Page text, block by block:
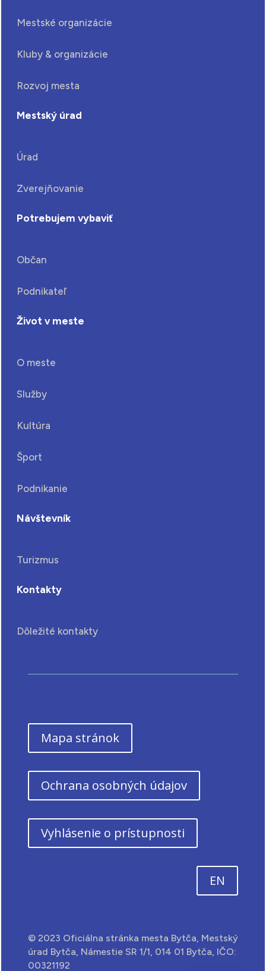
Mestské organizácie
Kluby & organizácie
Rozvoj mesta
Mestský úrad
Úrad
Zverejňovanie
Potrebujem vybaviť
Občan
Podnikateľ
Život v meste
O meste
Služby
Kultúra
Šport
Podnikanie
Návštevník
Turizmus
Kontakty
Dôležité kontakty
Mapa stránok
Ochrana osobných údajov
Vyhlásenie o prístupnosti
EN
© 2023 Oficiálna stránka mesta Bytča, Mestský
úrad Bytča, Námestie SR 1/1, 014 01 Bytča, IČO:
00321192